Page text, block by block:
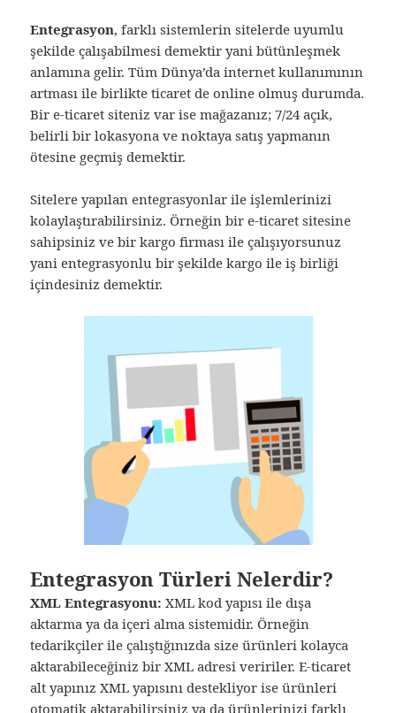
Entegrasyon, farklı sistemlerin sitelerde uyumlu
şekilde çalışabilmesi demektir yani bütünleşmek
anlamına gelir. Tüm Dünya’da internet kullanımının
artması ile birlikte ticaret de online olmuş durumda.
Bir e-ticaret siteniz var ise mağazanız; 7/24 açık,
belirli bir lokasyona ve noktaya satış yapmanın
ötesine geçmiş demektir.
Sitelere yapılan entegrasyonlar ile işlemlerinizi
kolaylaştırabilirsiniz. Örneğin bir e-ticaret sitesine
sahipsiniz ve bir kargo firması ile çalışıyorsunuz
yani entegrasyonlu bir şekilde kargo ile iş birliği
içindesiniz demektir.
Entegrasyon Türleri Nelerdir?
XML Entegrasyonu:XML kod yapısı ile dışa
aktarma ya da içeri alma sistemidir. Örneğin
tedarikçiler ile çalıştığınızda size ürünleri kolayca
aktarabileceğiniz bir XML adresi veririler. E-ticaret
alt yapınız XML yapısını destekliyor ise ürünleri
otomatik aktarabilirsiniz ya da ürünlerinizi farklı